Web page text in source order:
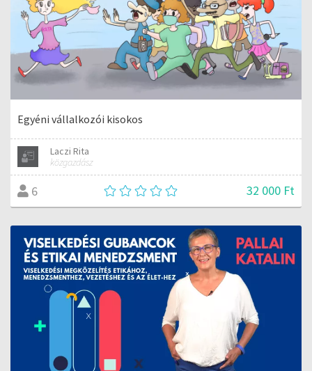
Egyéni vállalkozói kisokos
Laczi Rita
közgazdász
6 32 000 Ft